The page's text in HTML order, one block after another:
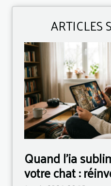
ARTICLES
Quand l’ia
votre chat :